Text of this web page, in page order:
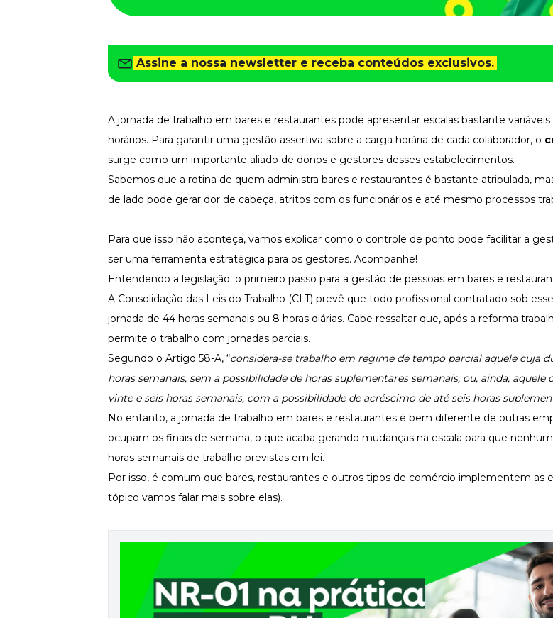
Todos os Cursos
Explore o nosso acervo
Departamento Pessoal
Gestão de Empresas e Negócios
Eleve os resultados da organização
Gestão de Pessoas e Liderança
Capacitação com especialistas
Recursos Humanos
Materiais Gratuitos
Confira nossos materiais
Aprofunde seu conhecimento
Ferramentas e Templates
Conteúdo prático e rápido
Materiais centralizados
Newsletters
Assine a nossa newsletter e receba conteúdos exclusivos.
A jornada de trabalho em bares e restaurantes pode apresentar escalas bastante
horários. Para garantir uma gestão assertiva sobre a carga horária de cada colaborador, o
surge como um importante aliado de donos e gestores desses estabelecimentos.
Sabemos que a rotina de quem administra bares e restaurantes é bastante atribulada,
de lado pode gerar dor de cabeça, atritos com os funcionários e até mesmo processos
Para que isso não aconteça, vamos explicar como o controle de ponto pode facilitar a
ser uma ferramenta estratégica para os gestores. Acompanhe!
Entendendo a legislação: o primeiro passo para a gestão de pessoas em bares e
A Consolidação das Leis do Trabalho (CLT) prevê que todo profissional contratado sob
jornada de 44 horas semanais ou 8 horas diárias. Cabe ressaltar que, após a reforma
permite o trabalho com jornadas parciais.
Segundo o Artigo 58-A, “considera-se trabalho em regime de tempo parcial aquele cuja
horas semanais, sem a possibilidade de horas suplementares semanais, ou, ainda, aquele
vinte e seis horas semanais, com a possibilidade de acréscimo de até seis horas
No entanto, a jornada de trabalho em bares e restaurantes é bem diferente de outras
ocupam os finais de semana, o que acaba gerando mudanças na escala para que
horas semanais de trabalho previstas em lei.
Por isso, é comum que bares, restaurantes e outros tipos de comércio implementem as
tópico vamos falar mais sobre elas).